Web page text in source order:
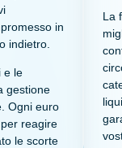
in
indietro.
e le
gestione
Ogni euro
reagire
le scorte
La